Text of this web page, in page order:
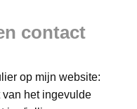
contact
op mijn website:
het ingevulde